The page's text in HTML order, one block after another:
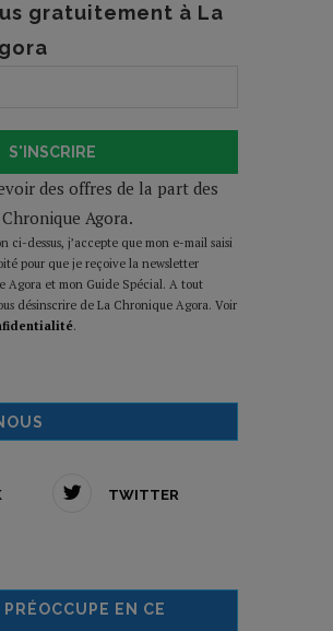
gratuitement à La
S'INSCRIRE
des offres de la part des
Agora.
ci-dessus, j’accepte que mon e-mail saisi
pour que je reçoive la newsletter
Agora et mon Guide Spécial. A tout
désinscrire de La Chronique Agora. Voir
.
TWITTER
EN CE